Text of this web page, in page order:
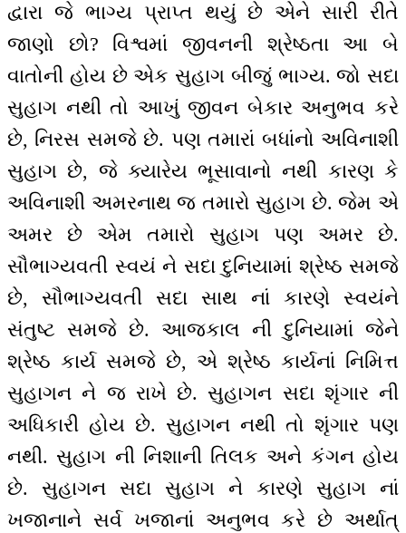
દ્વારા જે ભાગ્ય પ્રાપ્ત થયું છે એને સારી રીતે
જાણો છો? વિશ્વમાં જીવનની શ્રેષ્ઠતા આ બે
વાતોની હોય છે એક સુહાગ બીજું ભાગ્ય. જો સદા
સુહાગ નથી તો આખું જીવન બેકાર અનુભવ કરે
છે, નિરસ સમજે છે. પણ તમારાં બધાંનો અવિનાશી
સુહાગ છે, જે ક્યારેય ભૂસાવાનો નથી કારણ કે
અવિનાશી અમરનાથ જ તમારો સુહાગ છે. જેમ એ
અમર છે એમ તમારો સુહાગ પણ અમર છે.
સૌભાગ્યવતી સ્વયં ને સદા દુનિયામાં શ્રેષ્ઠ સમજે
છે, સૌભાગ્યવતી સદા સાથ નાં કારણે સ્વયંને
સંતુષ્ટ સમજે છે. આજકાલ ની દુનિયામાં જેને
શ્રેષ્ઠ કાર્ય સમજે છે, એ શ્રેષ્ઠ કાર્યનાં નિમિત્ત
સુહાગન ને જ રાખે છે. સુહાગન સદા શૃંગાર ની
અધિકારી હોય છે. સુહાગન નથી તો શૃંગાર પણ
નથી. સુહાગ ની નિશાની તિલક અને કંગન હોય
છે. સુહાગન સદા સુહાગ ને કારણે સુહાગ નાં
ખજાનાને સર્વ ખજાનાં અનુભવ કરે છે અર્થાત્